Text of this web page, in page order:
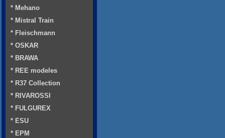
* Mehano
* Mistral Train
* Fleischmann
* OSKAR
* BRAWA
* REE modeles
* R37 Collection
* RIVAROSSI
* FULGUREX
* ESU
* EPM